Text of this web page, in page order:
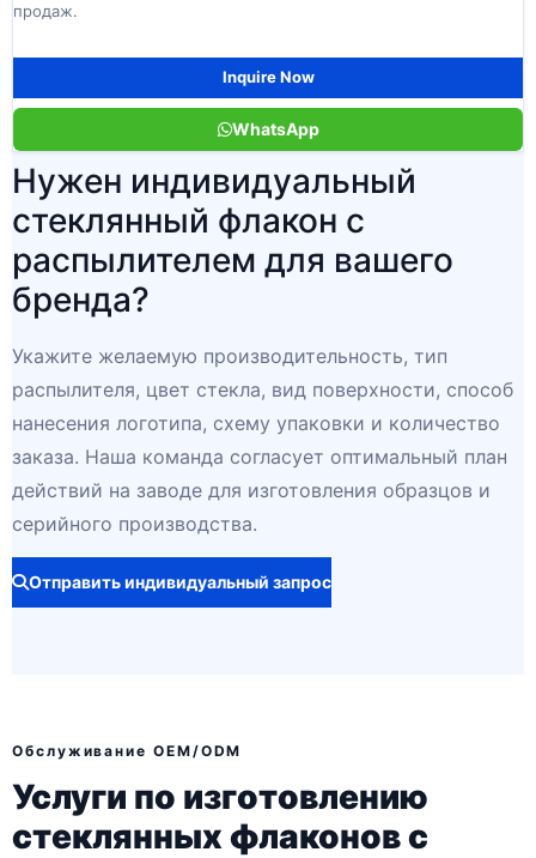
продаж.
Inquire Now
WhatsApp
Нужен индивидуальный
стеклянный флакон с
распылителем для вашего
бренда?
Укажите желаемую производительность, тип
распылителя, цвет стекла, вид поверхности, способ
нанесения логотипа, схему упаковки и количество
заказа. Наша команда согласует оптимальный план
действий на заводе для изготовления образцов и
серийного производства.
Отправить индивидуальный запрос
Обслуживание OEM/ODM
Услуги по изготовлению
стеклянных флаконов с